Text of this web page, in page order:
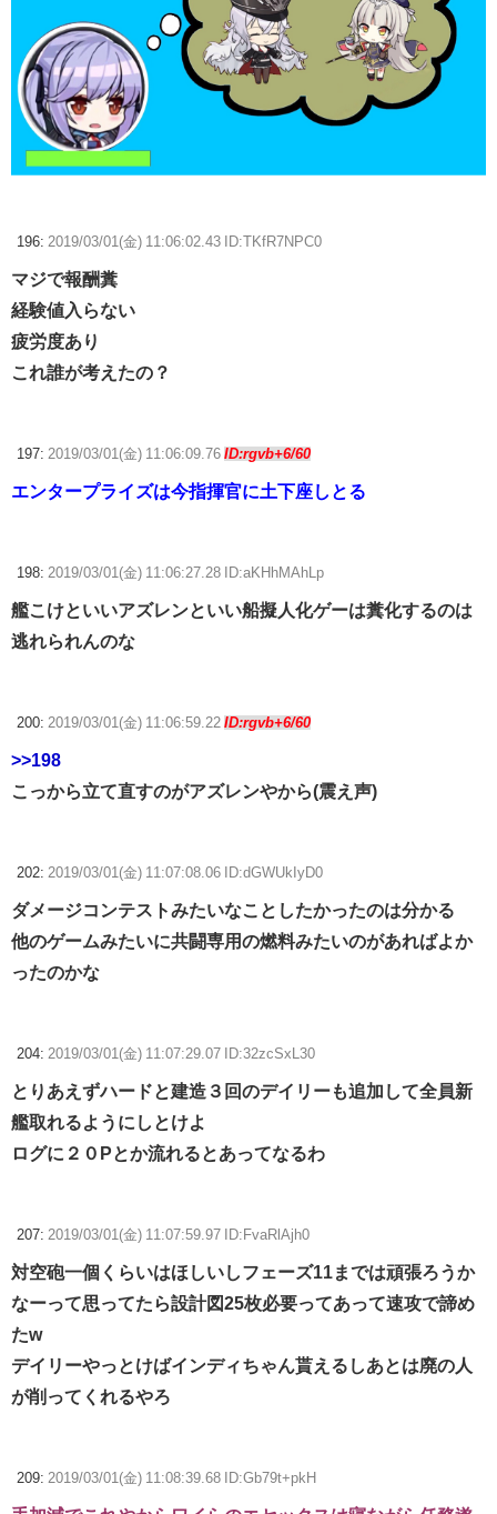
196: 2019/03/01(金) 11:06:02.43 ID:TKfR7NPC0
マジで報酬糞
経験値入らない
疲労度あり
これ誰が考えたの？
197: 2019/03/01(金) 11:06:09.76 ID:rgvb+6/60
エンタープライズは今指揮官に土下座しとる
198: 2019/03/01(金) 11:06:27.28 ID:aKHhMAhLp
艦こけといいアズレンといい船擬人化ゲーは糞化するのは
逃れられんのな
200: 2019/03/01(金) 11:06:59.22 ID:rgvb+6/60
>>198
こっから立て直すのがアズレンやから(震え声)
202: 2019/03/01(金) 11:07:08.06 ID:dGWUkIyD0
ダメージコンテストみたいなことしたかったのは分かる
他のゲームみたいに共闘専用の燃料みたいのがあればよか
ったのかな
204: 2019/03/01(金) 11:07:29.07 ID:32zcSxL30
とりあえずハードと建造３回のデイリーも追加して全員新
艦取れるようにしとけよ
ログに２０Pとか流れるとあってなるわ
207: 2019/03/01(金) 11:07:59.97 ID:FvaRlAjh0
対空砲一個くらいはほしいしフェーズ11までは頑張ろうか
なーって思ってたら設計図25枚必要ってあって速攻で諦め
たw
デイリーやっとけばインディちゃん貰えるしあとは廃の人
が削ってくれるやろ
209: 2019/03/01(金) 11:08:39.68 ID:Gb79t+pkH